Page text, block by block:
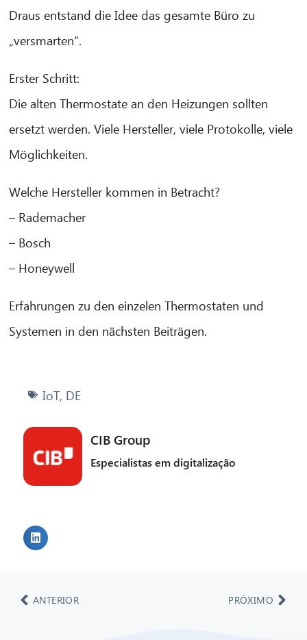
Draus entstand die Idee das gesamte Büro zu
„versmarten“.
Erster Schritt:
Die alten Thermostate an den Heizungen sollten
ersetzt werden. Viele Hersteller, viele Protokolle, viele
Möglichkeiten.
Welche Hersteller kommen in Betracht?
– Rademacher
– Bosch
– Honeywell
Erfahrungen zu den einzelen Thermostaten und
Systemen in den nächsten Beiträgen.
IoT, DE
CIB Group
Especialistas em digitalização
ANTERIOR PRÓXIMO
CIB AI ChatBot
Olá! O que posso fazer por si?